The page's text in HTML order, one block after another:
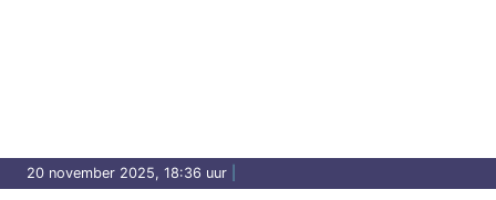
20 november 2025, 18:36 uur